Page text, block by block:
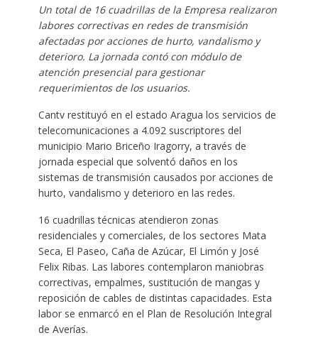
Un total de 16 cuadrillas de la Empresa realizaron
labores correctivas en redes de transmisión
afectadas por acciones de hurto, vandalismo y
deterioro. La jornada contó con módulo de
atención presencial para gestionar
requerimientos de los usuarios.
Cantv restituyó en el estado Aragua los servicios de
telecomunicaciones a 4.092 suscriptores del
municipio Mario Briceño Iragorry, a través de
jornada especial que solventó daños en los
sistemas de transmisión causados por acciones de
hurto, vandalismo y deterioro en las redes.
16 cuadrillas técnicas atendieron zonas
residenciales y comerciales, de los sectores Mata
Seca, El Paseo, Caña de Azúcar, El Limón y José
Felix Ribas. Las labores contemplaron maniobras
correctivas, empalmes, sustitución de mangas y
reposición de cables de distintas capacidades. Esta
labor se enmarcó en el Plan de Resolución Integral
de Averías.